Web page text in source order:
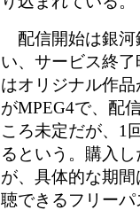
配信開始は銀河
い、サービス終
はオリジナル作品
がMPEG4で、配
ころ未定だが、1
るという。購入
が、具体的な期
聴できるフリー